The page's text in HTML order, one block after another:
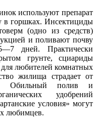
используют препарат
в горшках. Инсектициды
(одно из средств)
и поливают почву
дней. Практически
грунте, сциариды
для любителей комнатных
жилища страдает от
Обильный полив и
удобрений
условия» могут
любимцев.